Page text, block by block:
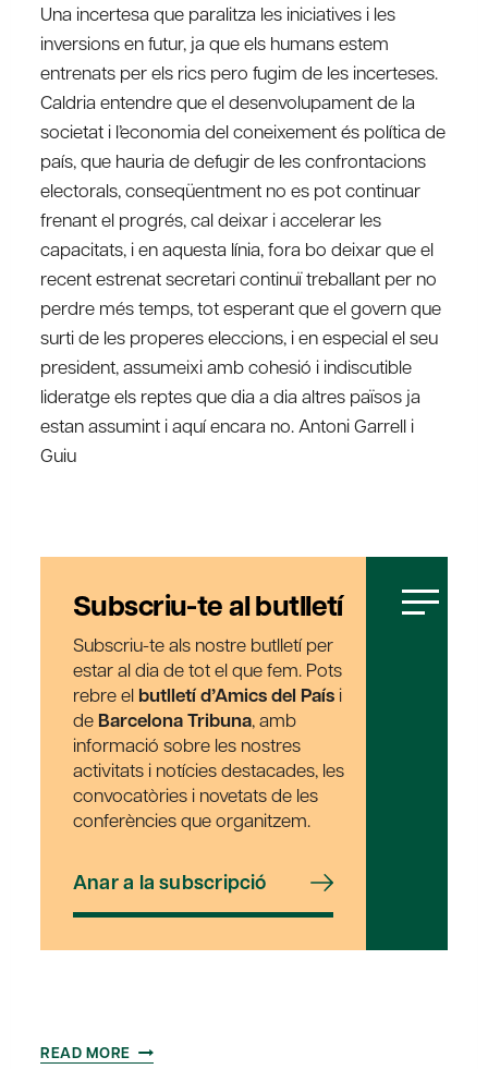
Una incertesa que paralitza les iniciatives i les
inversions en futur, ja que els humans estem
entrenats per els rics pero fugim de les incerteses.
Caldria entendre que el desenvolupament de la
societat i l’economia del coneixement és política de
país, que hauria de defugir de les confrontacions
electorals, conseqüentment no es pot continuar
frenant el progrés, cal deixar i accelerar les
capacitats, i en aquesta línia, fora bo deixar que el
recent estrenat secretari continuï treballant per no
perdre més temps, tot esperant que el govern que
surti de les properes eleccions, i en especial el seu
president, assumeixi amb cohesió i indiscutible
lideratge els reptes que dia a dia altres països ja
estan assumint i aquí encara no. Antoni Garrell i
Guiu
Subscriu-te al butlletí
Subscriu-te als nostre butlletí per
estar al dia de tot el que fem. Pots
rebre el butlletí d’Amics del País i
de Barcelona Tribuna, amb
informació sobre les nostres
activitats i notícies destacades, les
convocatòries i novetats de les
conferències que organitzem.
Anar a la subscripció
READ MORE SECRETARIA